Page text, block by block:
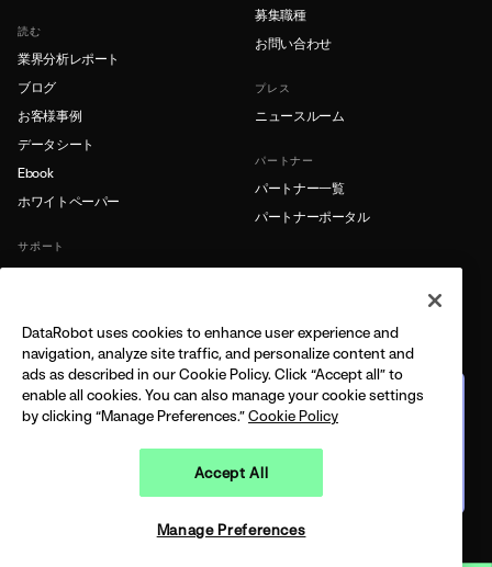
読む
業界分析レポート
ブログ
お客様事例
データシート
Ebook
ホワイトペーパー
サポート
もっと詳しく
リソースライブラリ
募集職種
お問い合わせ
プレス
ニュースルーム
パートナー
パートナー一覧
パートナーポータル
COPYRIGHT © 2026 DATAROBOT, INC - ALL RIGHTS RESERVED
企業向けエージェント型AIプ
レイブック
実務への実装例
今すぐダウンロード
DataRobot uses cookies to enhance user experience and
navigation, analyze site traffic, and personalize content and
ads as described in our Cookie Policy. Click “Accept all” to
enable all cookies. You can also manage your cookie settings
by clicking “Manage Preferences.”Cookie Policy
Accept All
Manage Preferences